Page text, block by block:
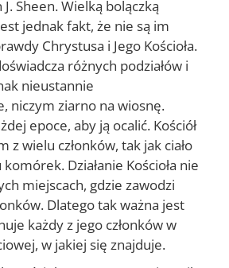
Sheen. Wielką bolączką
jednak fakt, że nie są im
Chrystusa i Jego Kościoła.
różnych podziałów i
nieustannie
niczym ziarno na wiosnę.
epoce, aby ją ocalić. Kościół
z wielu członków, tak jak ciało
Działanie Kościoła nie
miejscach, gdzie zawodzi
Dlatego tak ważna jest
każdy z jego członków w
w jakiej się znajduje.